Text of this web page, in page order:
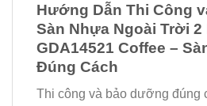
Hướng Dẫn Thi Công
Sàn Nhựa Ngoài Trời 2
GDA14521 Coffee –
Đúng Cách
Thi công và bảo dưỡng đúng